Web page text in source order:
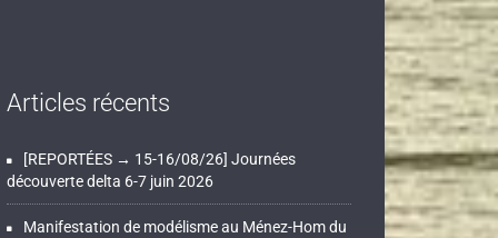
Articles récents
[REPORTÉES → 15-16/08/26] Journées
découverte delta 6-7 juin 2026
Manifestation de modélisme au Ménez-Hom du